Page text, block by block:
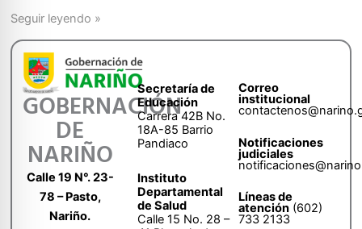
Seguir leyendo »
GOBERNACIÓN
DE
NARIÑO
Calle 19 N°. 23-
78 – Pasto,
Nariño.
Secretaría de
Educación
Carrera 42B No.
18A-85 Barrio
Pandiaco
Instituto
Departamental
de Salud
Calle 15 No. 28 –
Correo
institucional
Notificaciones
judiciales
Líneas de
atención (602)
733 2133